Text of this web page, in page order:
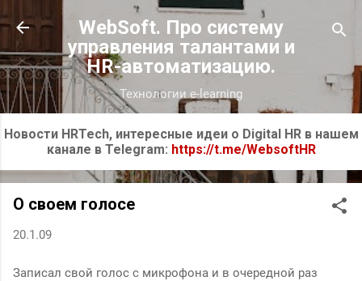
К основному контенту
WebSoft. Про систему
управления талантами и
HR-автоматизацию.
Технологии e-learning
Новости HRTech, интересные идеи о Digital HR в нашем
канале в Telegram: https://t.me/WebsoftHR
О своем голосе
20.1.09
Записал свой голос с микрофона и в очередной раз